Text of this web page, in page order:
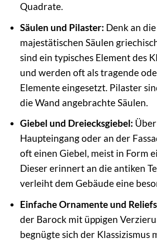
Quadrate.
Säulen und Pilaster: Denk an die
majestätischen Säulen
sind ein typisches Element des
und werden oft als tragende
Elemente eingesetzt. Pilaster
die Wand angebrachte Säulen.
Giebel und Dreiecksgiebel:
Haupteingang oder an der
oft einen Giebel, meist in Form
Dieser erinnert an die antiken
verleiht dem Gebäude eine
Einfache Ornamente und
der Barock mit üppigen
begnügte sich der Klassizismus